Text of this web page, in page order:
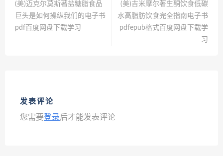
(美)迈克尔莫斯著盐糖脂食品
巨头是如何操纵我们的电子书
pdf百度网盘下载学习
(美)吉米摩尔著生酮饮食低碳
水高脂肪饮食完全指南电子书
pdfepub格式百度网盘下载学
习
发表评论
您需要登录后才能发表评论